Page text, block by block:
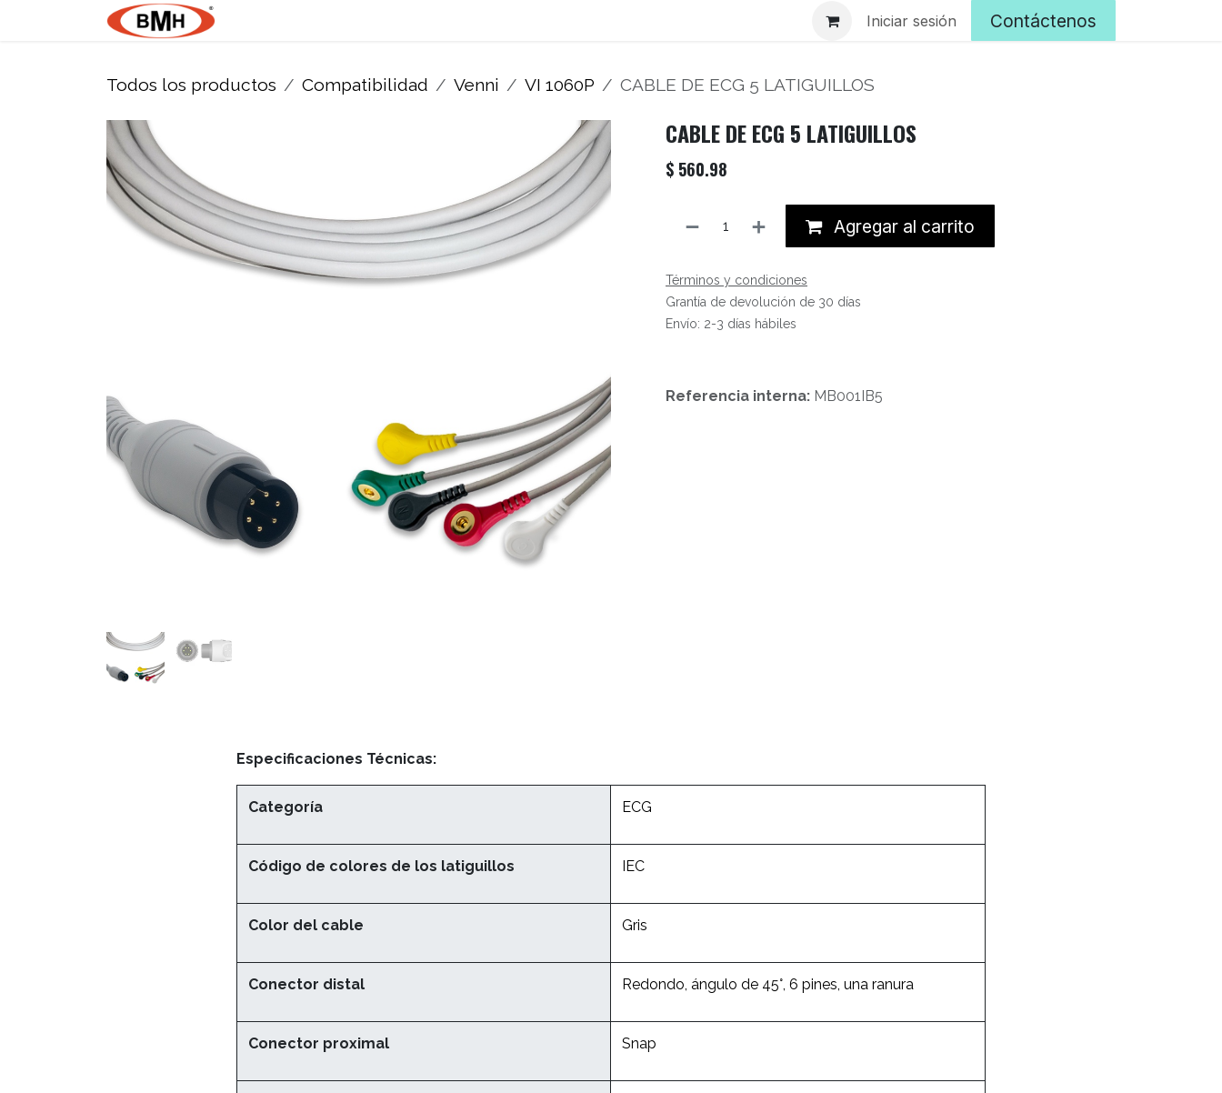
Ir al contenido Iniciar sesión Contáctenos
Todos los productos Compatibilidad Venni VI 1060P CABLE DE ECG 5 LATIGUILLOS
CABLE DE ECG 5 LATIGUILLOS
$ 560.98
Agregar al carrito
Términos y condiciones
Grantía de devolución de 30 días
Envío: 2-3 días hábiles
Referencia interna: MB001IB5
Especificaciones Técnicas:
Categoría ECG
Código de colores de los latiguillos IEC
Color del cable Gris
Conector distal Redondo, ángulo de 45°, 6 pines, una ranura
Conector proximal Snap